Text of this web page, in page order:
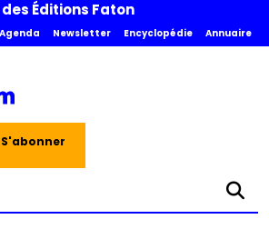
Éditions Faton
Agenda Newsletter Encyclopédie Annuaire
S'abonner